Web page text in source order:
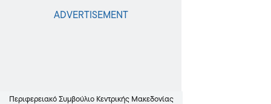
Περιφερειακό Συμβούλιο Κεντρικής Μακεδονίας